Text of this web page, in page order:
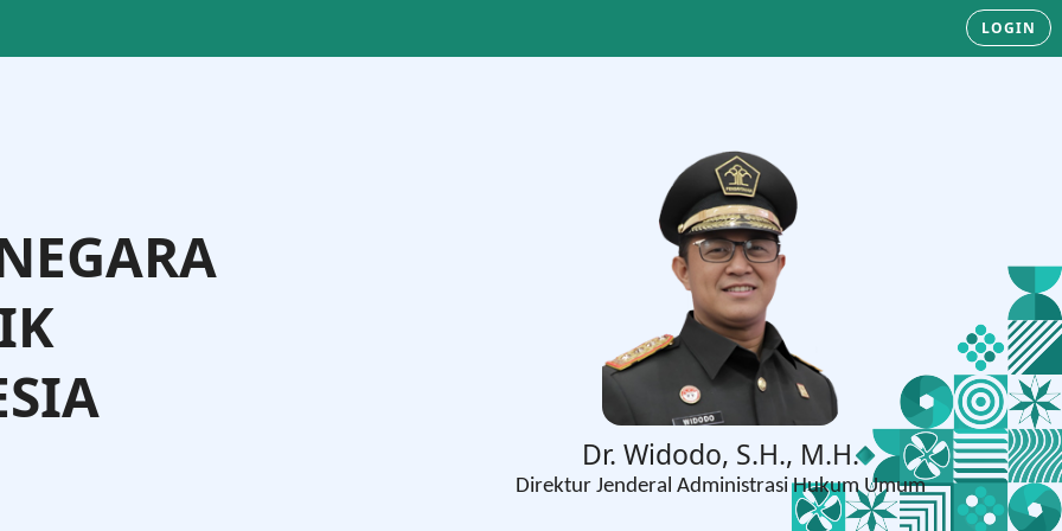
LOGIN
Dr. Andi Taletting Langi, S.IP., M.Si., M.Phil.
Direktur Badan Usaha